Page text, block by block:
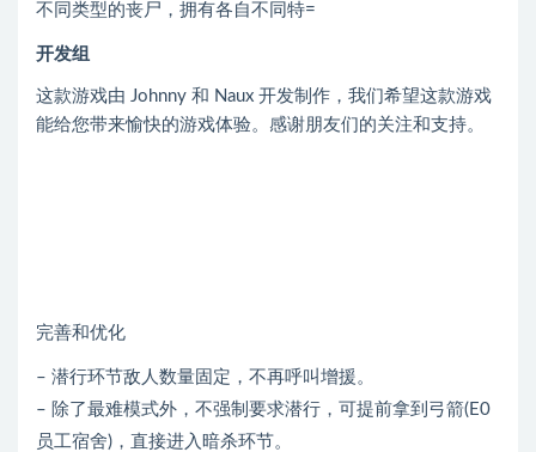
不同类型的丧尸，拥有各自不同特=
开发组
这款游戏由 Johnny 和 Naux 开发制作，我们希望这款游戏
能给您带来愉快的游戏体验。感谢朋友们的关注和支持。
完善和优化
– 潜行环节敌人数量固定，不再呼叫增援。
– 除了最难模式外，不强制要求潜行，可提前拿到弓箭(E0
员工宿舍)，直接进入暗杀环节。